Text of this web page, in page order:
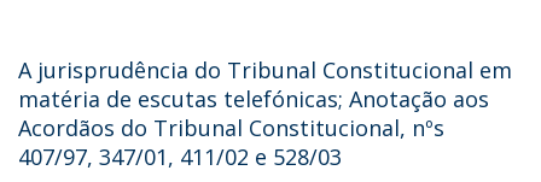
A jurisprudência do Tribunal Constitucional em
matéria de escutas telefónicas; Anotação aos
Acordãos do Tribunal Constitucional, nºs
407/97, 347/01, 411/02 e 528/03